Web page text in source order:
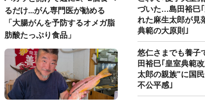
るだけ...がん専門医が勧める
「大腸がんを予防するオメガ脂
肪酸たっぷり食品」
づいた…島田裕巳
れた麻生太郎が見
典範の大原則｣
悠仁さまでも養子
田裕巳｢皇室典範
太郎の親族"に国
不公平感｣